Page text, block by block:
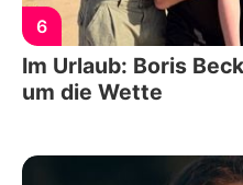
6
Im Urlaub: Boris
um die Wette